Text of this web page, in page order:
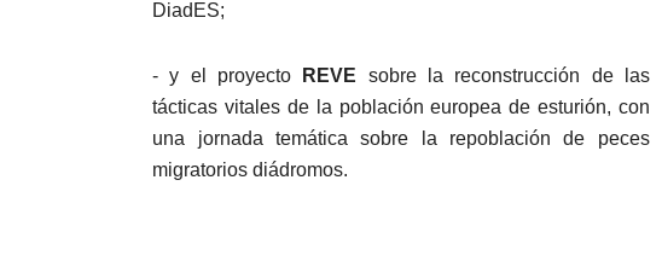
DiadES;
- y el proyecto REVE sobre la reconstrucción de las
tácticas vitales de la población europea de esturión, con
una jornada temática sobre la repoblación de peces
migratorios diádromos.